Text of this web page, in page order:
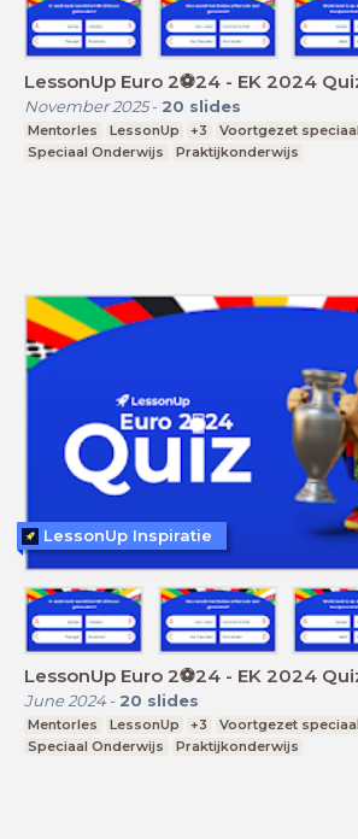
LessonUp Euro 2⚽️24 - EK 2024
November 2025- 20 slides
Mentorles LessonUp +3
Voortgezet
Speciaal Onderwijs
Praktijkonderwijs
LessonUp Euro 2⚽️24 - EK 2024
June 2024- 20 slides
Mentorles LessonUp +3
Voortgezet
Speciaal Onderwijs
Praktijkonderwijs
LessonUp Inspiratie